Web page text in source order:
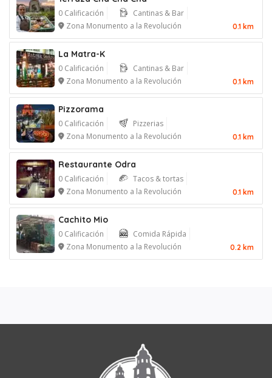
0 Calificación
Cantinas & Bar
Zona Monumento a la Revolución
0.1 km
La Matra-K
0 Calificación
Cantinas & Bar
Zona Monumento a la Revolución
0.1 km
Pizzorama
0 Calificación
Pizzerias
Zona Monumento a la Revolución
0.1 km
Restaurante Odra
0 Calificación
Tacos & tortas
Zona Monumento a la Revolución
0.1 km
Cachito Mio
0 Calificación
Comida Rápida
Zona Monumento a la Revolución
0.2 km